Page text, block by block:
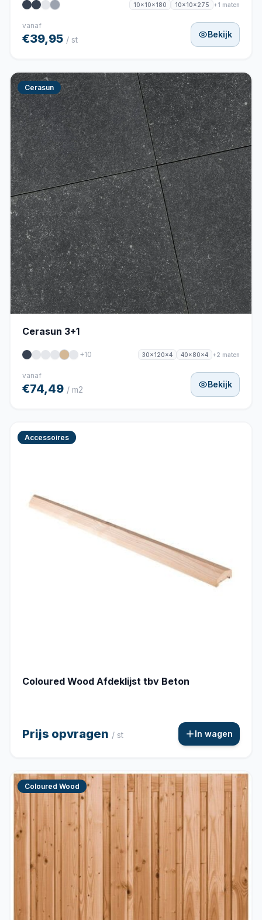
10x10x180 10x10x275 +1 maten
vanaf
€39,95 / st
Bekijk
Cerasun
Cerasun 3+1
+10 30x120x4 40x80x4 +2 maten
vanaf
€74,49 / m2
Bekijk
Accessoires
Coloured Wood Afdeklijst tbv Beton
Prijs opvragen / st In wagen
Coloured Wood